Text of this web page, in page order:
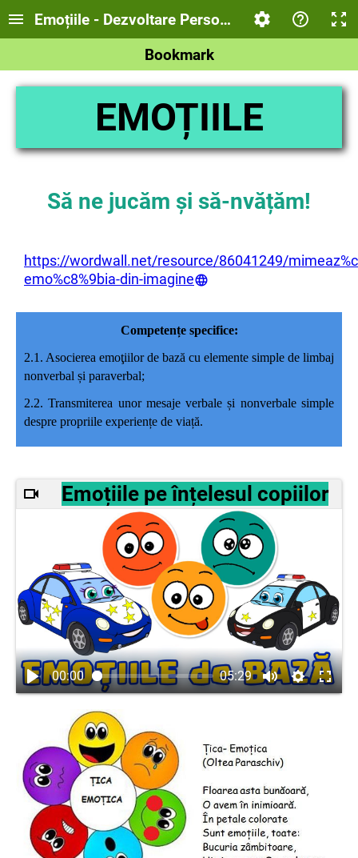
Emoțiile - Dezvoltare Personală
Bookmark
EMOȚIILE
Să ne jucăm și să-nvățăm!
https://wordwall.net/resource/86041249/
emo%c8%9bia-din-imagine
Competențe specifice:
2.1. Asocierea emoţiilor de bază cu elemente simple de limbaj
nonverbal și paraverbal;
2.2. Transmiterea unor mesaje verbale și nonverbale simple
despre propriile experiențe de viață.
Emoțiile pe înțelesul copiilor
00:00 05:29